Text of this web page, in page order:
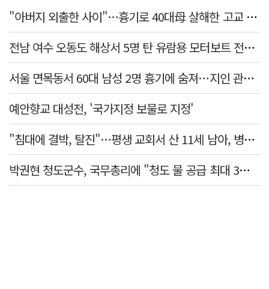
"아버지 외출한 사이"…흉기로 40대母 살해한 고교 자퇴생, 구속 기로에
전남 여수 오동도 해상서 5명 탄 유람용 모터보트 전복…2명 숨져
서울 면목동서 60대 남성 2명 흉기에 숨져…지인 관계로 추정
예안향교 대성전, '국가지정 보물로 지정'
"침대에 결박, 탈진"…평생 교회서 산 11세 남아, 병원 이송 끝 숨져
박권현 청도군수, 국무총리에 "청도 물 공급 최대 3만t 늘려달라"